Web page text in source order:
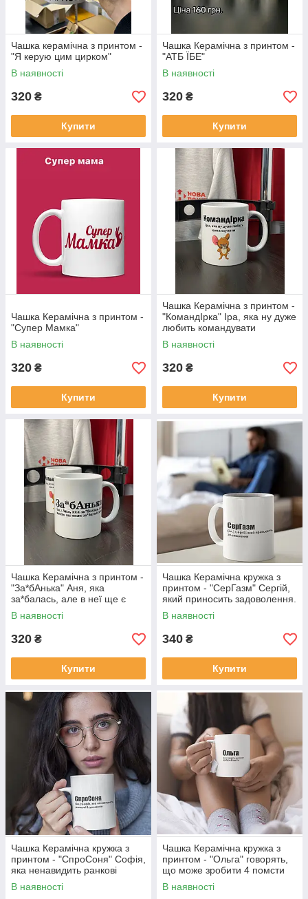
Чашка керамічна з принтом -
"Я керую цим цирком"
В наявності
320 ₴
Купити
Чашка Керамічна з принтом -
"АТБ ЇБЕ"
В наявності
320 ₴
Купити
Чашка Керамічна з принтом -
"Супер Мамка"
В наявності
320 ₴
Купити
Чашка Керамічна з принтом -
"КомандІрка" Іра, яка ну дуже
любить командувати
В наявності
320 ₴
Купити
Чашка Керамічна з принтом -
"За*бАнька" Аня, яка
за*балась, але в неї ще є
сили за*єбати інших
В наявності
320 ₴
Купити
Чашка Керамічна кружка з
принтом - "СерГазм" Сергій,
який приносить задоволення.
В наявності
340 ₴
Купити
Чашка Керамічна кружка з
принтом - "СпроСоня" Софія,
яка ненавидить ранкові
будильники
В наявності
Чашка Керамічна кружка з
принтом - "Ольга" говорять,
що може зробити 4 помсти
В наявності